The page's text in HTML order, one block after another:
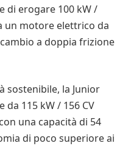
di erogare 100 kW /
un motore elettrico da
a doppia frizione
sostenibile, la Junior
115 kW / 156 CV
una capacità di 54
di poco superiore ai